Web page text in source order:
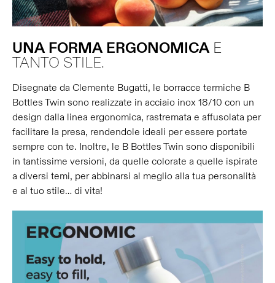
UNA FORMA ERGONOMICAE
TANTO STILE.
Disegnate da Clemente Bugatti, le borracce termiche B
Bottles Twin sono realizzate in acciaio inox 18/10 con un
design dalla linea ergonomica, rastremata e affusolata per
facilitare la presa, rendendole ideali per essere portate
sempre con te. Inoltre, le B Bottles Twin sono disponibili
in tantissime versioni, da quelle colorate a quelle ispirate
a diversi temi, per abbinarsi al meglio alla tua personalità
e al tuo stile… di vita!